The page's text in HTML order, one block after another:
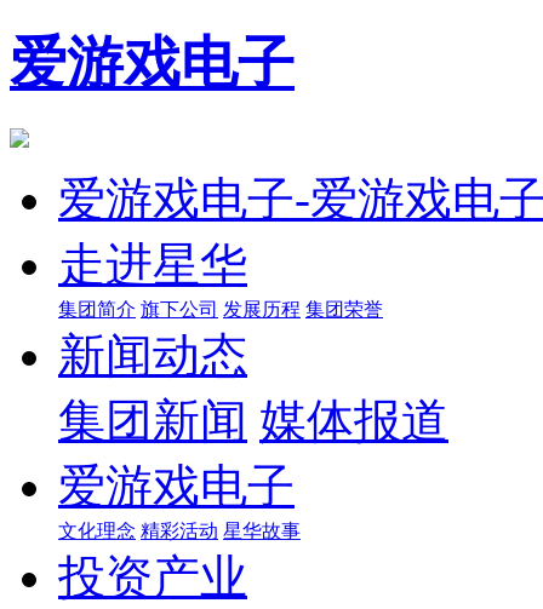
爱游戏电子
爱游戏电子-爱游戏电
走进星华
集团简介 旗下公司 发展历程 集团荣誉
新闻动态
集团新闻 媒体报道
爱游戏电子
文化理念 精彩活动 星华故事
投资产业